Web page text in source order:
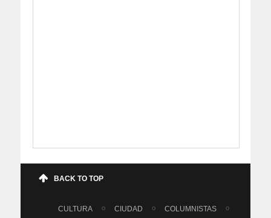
BACK TO TOP
CULTURA CIUDAD COLUMNISTAS